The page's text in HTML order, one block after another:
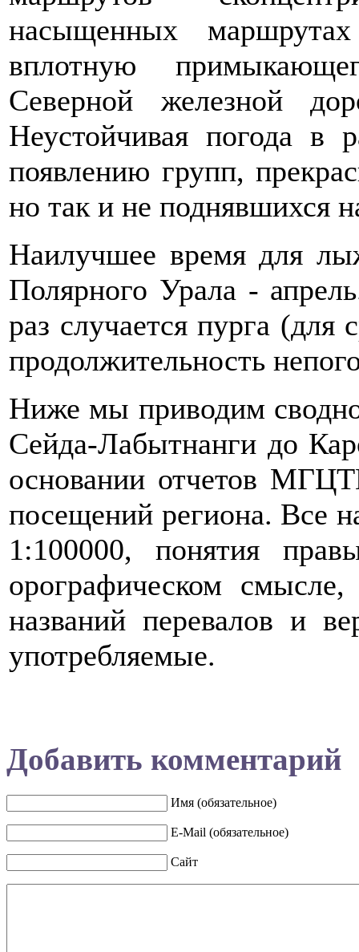
насыщенных
вплотную
Северной железной
Неустойчивая погода в
появлению групп,
но так и не поднявшихся
Наилучшее время для
Полярного Урала -
раз случается пурга (для
продолжительность
Ниже мы приводим
Сейда-Лабытнанги до
основании отчетов
посещений региона. Все
1:100000, понятия
орографическом
названий перевалов и
употребляемые.
Добавить комментарий
Имя (обязательное)
E-Mail (обязательное)
Сайт